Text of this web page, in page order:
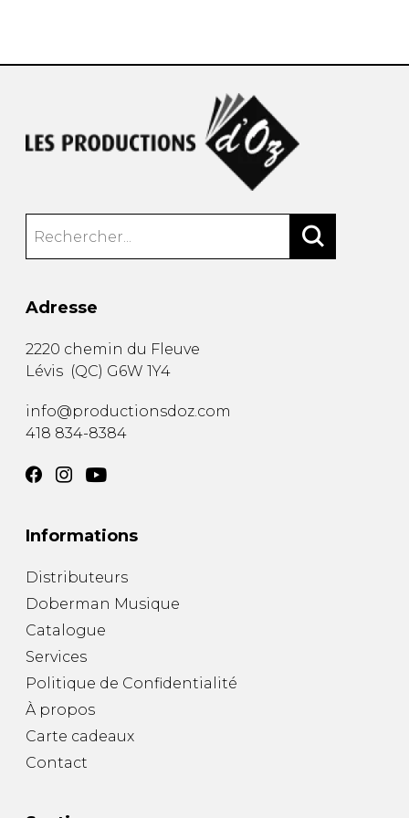
Adresse
2220 chemin du Fleuve
Lévis (QC) G6W 1Y4
info@productionsdoz.com
418 834-8384
Informations
Distributeurs
Doberman Musique
Catalogue
Services
Politique de Confidentialité
À propos
Carte cadeaux
Contact